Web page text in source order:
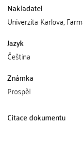
Nakladatel
Univerzita Karlova,
Jazyk
Čeština
Známka
Prospěl
Citace dokumentu